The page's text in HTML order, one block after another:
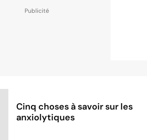
Cinq choses à savoir sur les
anxiolytiques